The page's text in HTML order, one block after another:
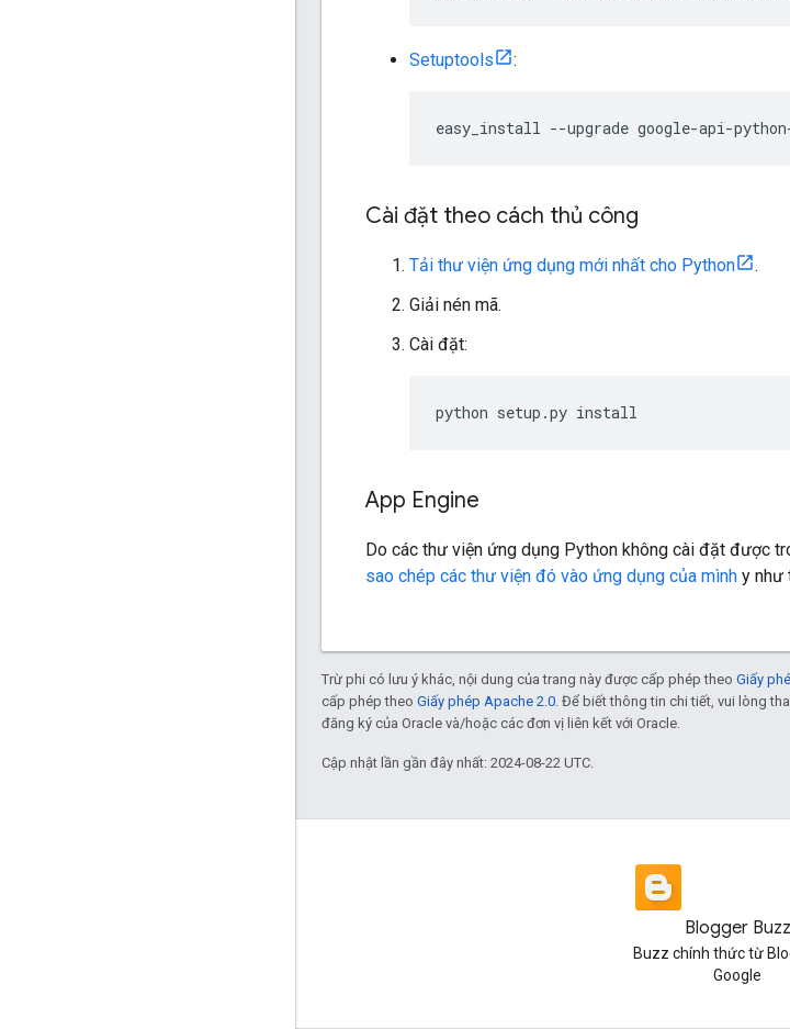
Setuptools :
easy_install --upgrade google-api-
Cài đặt theo cách thủ công
Tải thư viện ứng dụng mới nhất cho Python
.
Giải nén mã.
Cài đặt:
python setup.py install
App Engine
Do các thư viện ứng dụng Python không cài đặt được
sao chép các thư viện đó vào ứng dụng của mình y như
Trừ phi có lưu ý khác, nội dung của trang này được cấp phép theo Giấy
cấp phép theo Giấy phép Apache 2.0 . Để biết thông tin chi tiết, vui lòng
đăng ký của Oracle và/hoặc các đơn vị liên kết với Oracle.
Cập nhật lần gần đây nhất: 2024-08-22 UTC.
Blogger Buzz
Buzz chính thức từ
Google